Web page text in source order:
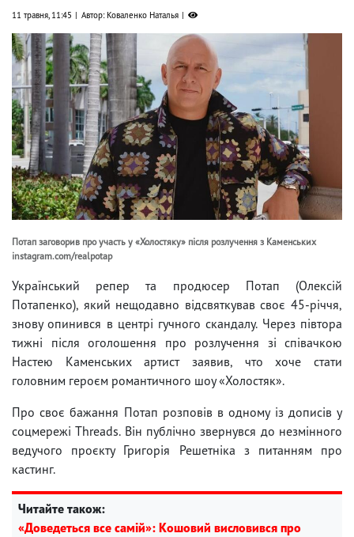
11 травня, 11:45 Автор: Коваленко Наталья
Потап заговорив про участь у «Холостяку» після розлучення з Каменських
instagram.com/realpotap
Український репер та продюсер Потап (Олексій
Потапенко), який нещодавно відсвяткував своє 45-річчя,
знову опинився в центрі гучного скандалу. Через півтора
тижні після оголошення про розлучення зі співачкою
Настею Каменських артист заявив, что хоче стати
головним героєм романтичного шоу «Холостяк».
Про своє бажання Потап розповів в одному із дописів у
соцмережі Threads. Він публічно звернувся до незмінного
ведучого проєкту Григорія Решетніка з питанням про
кастинг.
Читайте також:
«Доведеться все самій»: Кошовий висловився про